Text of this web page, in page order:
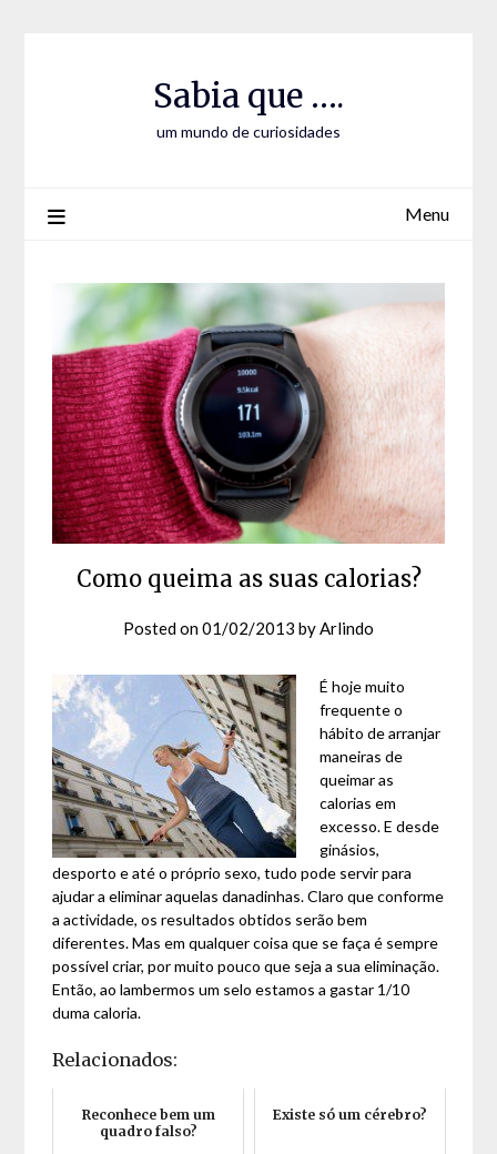
Sabia que ….
um mundo de curiosidades
Menu
Como queima as suas calorias?
Posted on01/02/2013 byArlindo
É hoje muito
frequente o
hábito de arranjar
maneiras de
queimar as
calorias em
excesso. E desde
ginásios,
desporto e até o próprio sexo, tudo pode servir para
ajudar a eliminar aquelas danadinhas. Claro que conforme
a actividade, os resultados obtidos serão bem
diferentes. Mas em qualquer coisa que se faça é sempre
possível criar, por muito pouco que seja a sua eliminação.
Então, ao lambermos um selo estamos a gastar 1/10
duma caloria.
Relacionados:
Reconhece bem um
quadro falso?
Existe só um cérebro?